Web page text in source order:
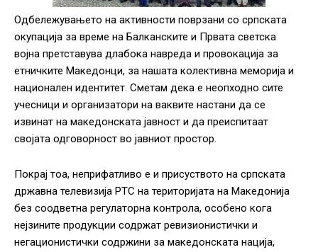
Одбележувањето на активности поврзани со српската
окупација за време на Балканските и Првата светска
војна претставува длабока навреда и провокација за
етничките Македонци, за нашата колективна меморија и
национален идентитет. Сметам дека е неопходно сите
учесници и организатори на ваквите настани да се
извинат на македонската јавност и да преиспитаат
својата одговорност во јавниот простор.
Покрај тоа, неприфатливо е и присуството на српската
државна телевизија РТС на територијата на Македонија
без соодветна регулаторна контрола, особено кога
нејзините продукции содржат ревизионистички и
негационистички содржини за македонската нација,